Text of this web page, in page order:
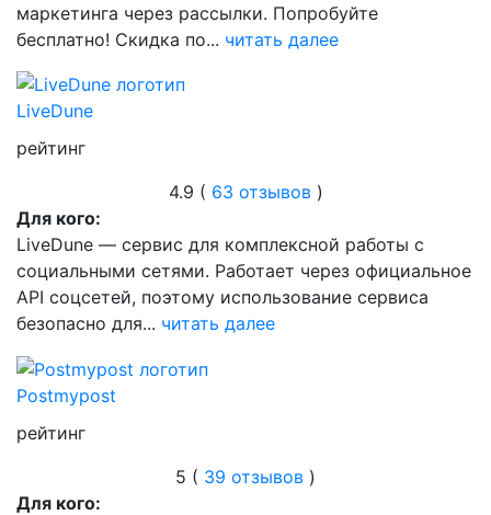
маркетинга через рассылки. Попробуйте
бесплатно! Скидка по... читать далее
LiveDune
рейтинг
4.9 ( 63 отзывов)
Для кого:
LiveDune — сервис для комплексной работы с
социальными сетями. Работает через официальное
API соцсетей, поэтому использование сервиса
безопасно для... читать далее
Postmypost
рейтинг
5 ( 39 отзывов )
Для кого: